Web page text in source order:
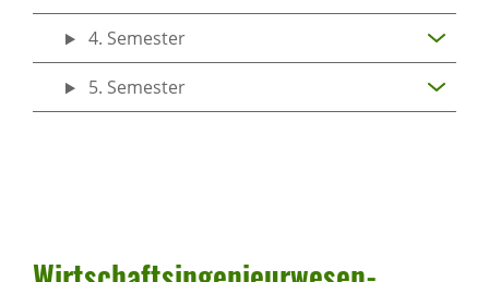
4. Semester
5. Semester